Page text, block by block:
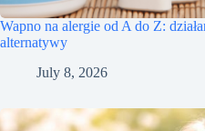
Wapno na alergie od A do Z:
alternatywy
July 8, 2026